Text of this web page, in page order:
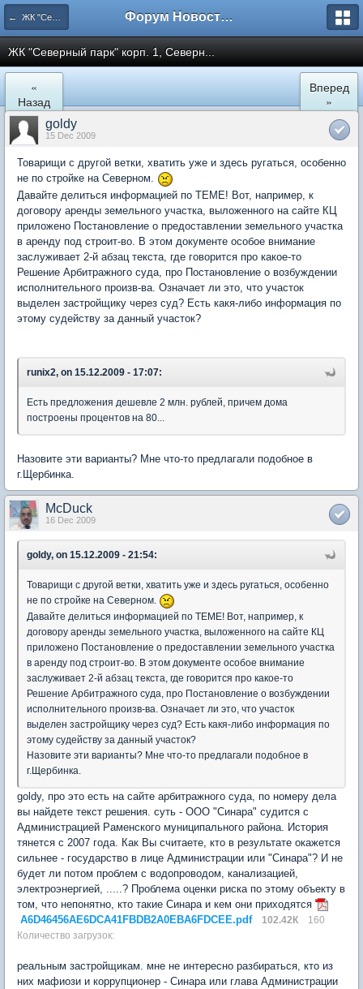
← ЖК "Северный Парк" Форум Новостройки
ЖК "Северный парк" корп. 1, Северн...
«
Назад
Вперед
»
goldy
15 Dec 2009
Товарищи с другой ветки, хватить уже и здесь ругаться, особенно
не по стройке на Северном.
Давайте делиться информацией по ТЕМЕ! Вот, например, к
договору аренды земельного участка, выложенного на сайте КЦ
приложено Постановление о предоставлении земельного участка
в аренду под строит-во. В этом документе особое внимание
заслуживает 2-й абзац текста, где говорится про какое-то
Решение Арбитражного суда, про Постановление о возбуждении
исполнительного произв-ва. Означает ли это, что участок
выделен застройщику через суд? Есть какя-либо информация по
этому судейству за данный участок?
runix2, on 15.12.2009 - 17:07:
Есть предложения дешевле 2 млн. рублей, причем дома
построены процентов на 80...
Назовите эти варианты? Мне что-то предлагали подобное в
г.Щербинка.
McDuck
16 Dec 2009
goldy, on 15.12.2009 - 21:54:
Товарищи с другой ветки, хватить уже и здесь ругаться, особенно
не по стройке на Северном.
Давайте делиться информацией по ТЕМЕ! Вот, например, к
договору аренды земельного участка, выложенного на сайте КЦ
приложено Постановление о предоставлении земельного участка
в аренду под строит-во. В этом документе особое внимание
заслуживает 2-й абзац текста, где говорится про какое-то
Решение Арбитражного суда, про Постановление о возбуждении
исполнительного произв-ва. Означает ли это, что участок
выделен застройщику через суд? Есть какя-либо информация по
этому судейству за данный участок?
Назовите эти варианты? Мне что-то предлагали подобное в
г.Щербинка.
goldy, про это есть на сайте арбитражного суда, по номеру дела
вы найдете текст решения. суть - ООО "Синара" судится с
Администрацией Раменского муниципального района. История
тянется с 2007 года. Как Вы считаете, кто в результате окажется
сильнее - государство в лице Администрации или "Синара"? И не
будет ли потом проблем с водопроводом, канализацией,
электроэнергией, .....? Проблема оценки риска по этому объекту в
том, что непонятно, кто такие Синара и кем они приходятся
A6D46456AE6DCA41FBDB2A0EBA6FDCEE.pdf
102.42К
160
Количество загрузок:
реальным застройщикам. мне не интересно разбираться, кто из
них мафиози и коррупционер - Синара или глава Администрации